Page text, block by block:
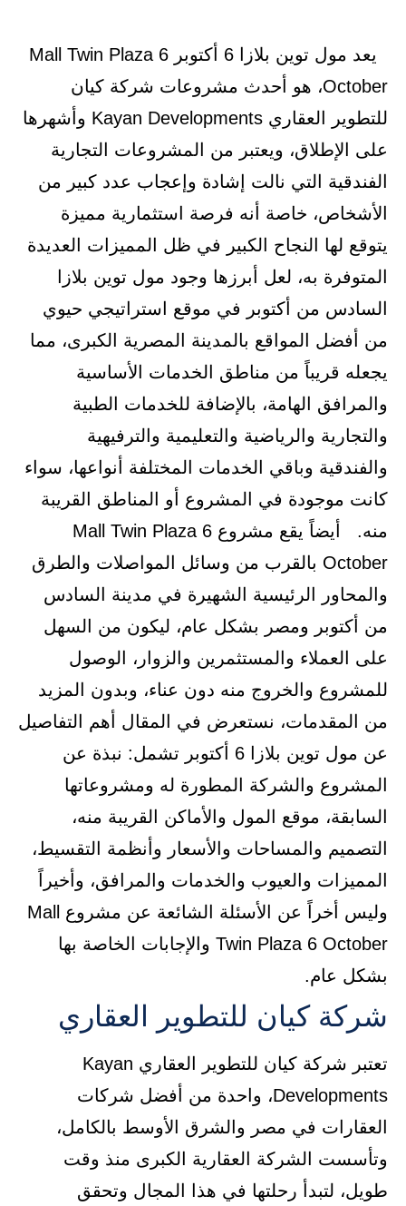
يعد مول توين بلازا 6 أكتوبر Mall Twin Plaza 6
October، هو أحدث مشروعات شركة كيان
للتطوير العقاري Kayan Developments وأشهرها
على الإطلاق، ويعتبر من المشروعات التجارية
الفندقية التي نالت إشادة وإعجاب عدد كبير من
الأشخاص، خاصة أنه فرصة استثمارية مميزة
يتوقع لها النجاح الكبير في ظل المميزات العديدة
المتوفرة به، لعل أبرزها وجود مول توين بلازا
السادس من أكتوبر في موقع استراتيجي حيوي
من أفضل المواقع بالمدينة المصرية الكبرى، مما
يجعله قريباً من مناطق الخدمات الأساسية
والمرافق الهامة، بالإضافة للخدمات الطبية
والتجارية والرياضية والتعليمية والترفيهية
والفندقية وباقي الخدمات المختلفة أنواعها، سواء
كانت موجودة في المشروع أو المناطق القريبة
منه. أيضاً يقع مشروع Mall Twin Plaza 6
October بالقرب من وسائل المواصلات والطرق
والمحاور الرئيسية الشهيرة في مدينة السادس
من أكتوبر ومصر بشكل عام، ليكون من السهل
على العملاء والمستثمرين والزوار، الوصول
للمشروع والخروج منه دون عناء، وبدون المزيد
من المقدمات، نستعرض في المقال أهم التفاصيل
عن مول توين بلازا 6 أكتوبر تشمل: نبذة عن
المشروع والشركة المطورة له ومشروعاتها
السابقة، موقع المول والأماكن القريبة منه،
التصميم والمساحات والأسعار وأنظمة التقسيط،
المميزات والعيوب والخدمات والمرافق، وأخيراً
وليس أخراً عن الأسئلة الشائعة عن مشروع Mall
Twin Plaza 6 October والإجابات الخاصة بها
بشكل عام.
شركة كيان للتطوير العقاري
تعتبر شركة كيان للتطوير العقاري Kayan
Developments، واحدة من أفضل شركات
العقارات في مصر والشرق الأوسط بالكامل،
وتأسست الشركة العقارية الكبرى منذ وقت
طويل، لتبدأ رحلتها في هذا المجال وتحقق